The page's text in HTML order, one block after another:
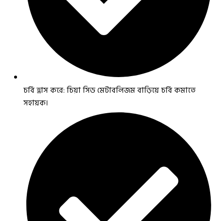
চর্বি হ্রাস করে: চিয়া সিড মেটাবলিজম বাড়িয়ে চর্বি কমাতে
সহায়ক।